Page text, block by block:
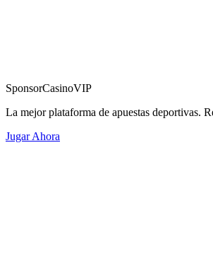
SponsorCasinoVIP
La mejor plataforma de apuestas deportivas.
Jugar Ahora